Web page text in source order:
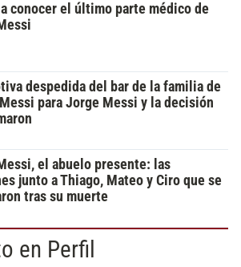
conocer el último parte médico de
despedida del bar de la familia de
para Jorge Messi y la decisión
el abuelo presente: las
junto a Thiago, Mateo y Ciro que se
tras su muerte
en Perfil